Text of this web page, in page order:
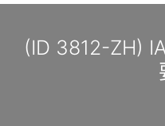
(ID 3812-ZH)